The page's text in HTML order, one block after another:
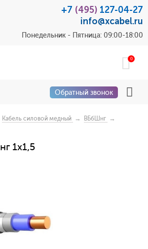
+7 (495) 127-04-27
info@xcabel.ru
Понедельник - Пятница: 09:00-18:00
0
Обратный звонок
Кабель силовой медный → ВБбШнг →
1x1,5